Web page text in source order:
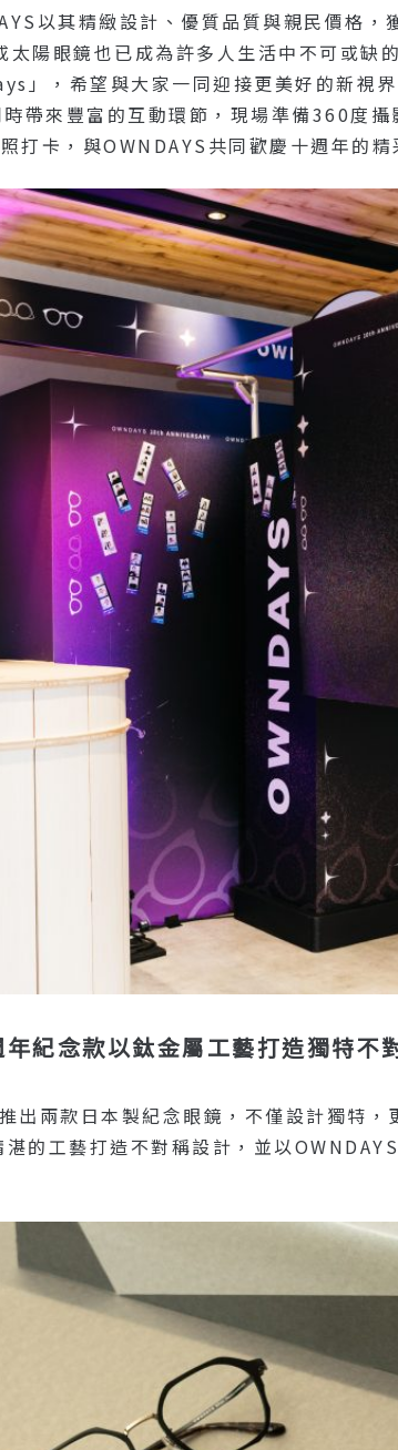
以其精緻設計、優質品質與親民價格，
陽眼鏡也已成為許多人生活中不可或缺
」，希望與大家一同迎接更美好的新視
帶來豐富的互動環節，現場準備360度
打卡，與OWNDAYS共同歡慶十週年的精
年紀念款以鈦金屬工藝打造獨特不
兩款日本製紀念眼鏡，不僅設計獨特，
的工藝打造不對稱設計，並以